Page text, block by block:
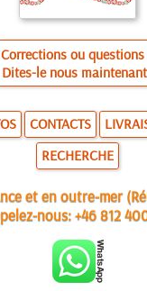
Corrections ou questions
Dites-le nous
CONTACTS
RECHERCHE
et en outre-mer
nous:+46 812